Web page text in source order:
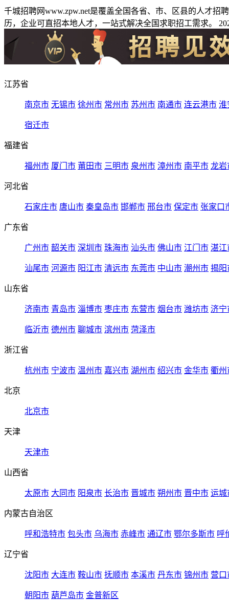
千城招聘网www.zpw.net是覆盖全国各省、市、区县的人才
历，企业可直招本地人才，一站式解决全国求职招工需求。
江苏省
南京市 无锡市 徐州市 常州市 苏州市 南通市 连云港市 淮
宿迁市
福建省
福州市 厦门市 莆田市 三明市 泉州市 漳州市 南平市 龙岩
河北省
石家庄市 唐山市 秦皇岛市 邯郸市 邢台市 保定市 张家口
广东省
广州市 韶关市 深圳市 珠海市 汕头市 佛山市 江门市 湛江
汕尾市 河源市 阳江市 清远市 东莞市 中山市 潮州市 揭阳
山东省
济南市 青岛市 淄博市 枣庄市 东营市 烟台市 潍坊市 济宁
临沂市 德州市 聊城市 滨州市 菏泽市
浙江省
杭州市 宁波市 温州市 嘉兴市 湖州市 绍兴市 金华市 衢州
北京
北京市
天津
天津市
山西省
太原市 大同市 阳泉市 长治市 晋城市 朔州市 晋中市 运城
内蒙古自治区
呼和浩特市 包头市 乌海市 赤峰市 通辽市 鄂尔多斯市 呼
辽宁省
沈阳市 大连市 鞍山市 抚顺市 本溪市 丹东市 锦州市 营口
朝阳市 葫芦岛市 金普新区